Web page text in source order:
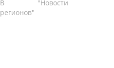
Разработчики
комплексов
В "Новости
регионов"